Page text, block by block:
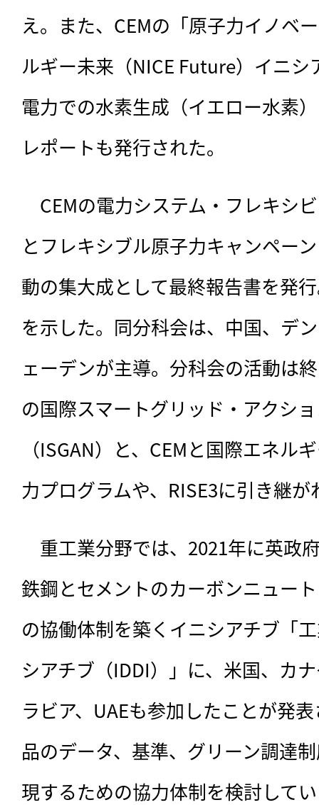
え。また、CEMの「原子力イノベ
ルギー未来（NICE Future）イニ
電力での水素生成（イエロー水素
レポートも発行された。
CEMの電力システム・フレキシ
とフレキシブル原子力キャンペー
動の集大成として最終報告書を発
を示した。同分科会は、中国、デ
ェーデンが主導。分科会の活動は
の国際スマートグリッド・アクシ
（ISGAN）と、CEMと国際エネル
力プログラムや、RISE3に引き継が
重工業分野では、2021年に英政
鉄鋼とセメントのカーボンニュー
の協働体制を築くイニシアチブ「
シアチブ（IDDI）」に、米国、カ
ラビア、UAEも参加したことが発
品のデータ、基準、グリーン調達
現するための協力体制を検討して